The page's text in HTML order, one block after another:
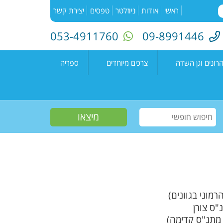
ראשי אודות ניוזלטר טפסים יצירת קשר
09-8991446
053-4911760
וגן השדה
קדימה צורן
צרכים מיוחדים
עמיתים
שווים צעירים
חוגים למיוחדים
ספריה
קטלוג הספריה
הזמנת ספרים
יוצרים מקומיים